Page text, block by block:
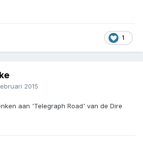
1
2015
aan 'Telegraph Road' van de Dire